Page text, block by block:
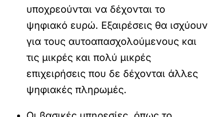
υποχρεούνται να δέχονται το
ψηφιακό ευρώ. Εξαιρέσεις θα ισχύουν
για τους αυτοαπασχολούμενους και
τις μικρές και πολύ μικρές
επιχειρήσεις που δε δέχονται άλλες
ψηφιακές πληρωμές.